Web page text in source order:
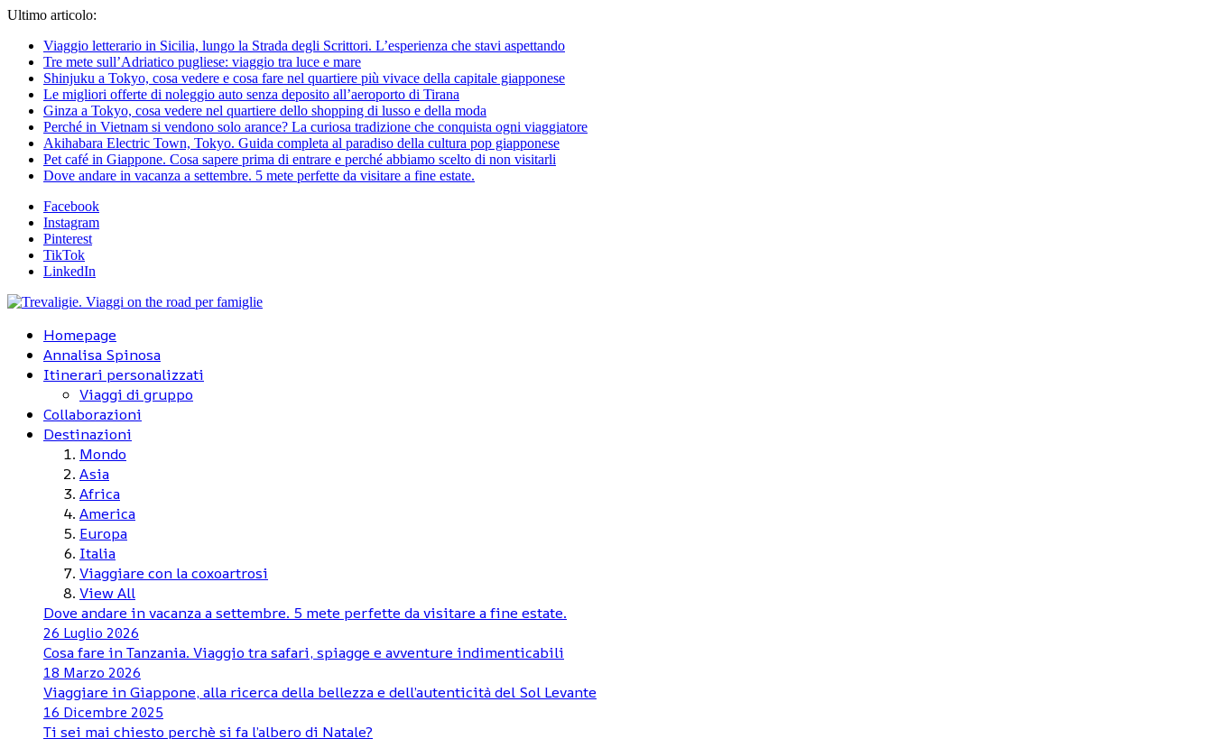
Ultimo articolo:
Viaggio letterario in Sicilia, lungo la Strada degli Scrittori. L’esperienza che stavi aspettando
Tre mete sull’Adriatico pugliese: viaggio tra luce e mare
Shinjuku a Tokyo, cosa vedere e cosa fare nel quartiere più vivace della capitale giapponese
Le migliori offerte di noleggio auto senza deposito all’aeroporto di Tirana
Ginza a Tokyo, cosa vedere nel quartiere dello shopping di lusso e della moda
Perché in Vietnam si vendono solo arance? La curiosa tradizione che conquista ogni viaggiatore
Akihabara Electric Town, Tokyo. Guida completa al paradiso della cultura pop giapponese
Pet café in Giappone. Cosa sapere prima di entrare e perché abbiamo scelto di non visitarli
Dove andare in vacanza a settembre. 5 mete perfette da visitare a fine estate.
Facebook
Instagram
Pinterest
TikTok
LinkedIn
Homepage
Annalisa Spinosa
Itinerari personalizzati
Viaggi di gruppo
Collaborazioni
Destinazioni
Mondo
Asia
Africa
America
Europa
Italia
Viaggiare con la coxoartrosi
View All
Dove andare in vacanza a settembre. 5 mete perfette da visitare a fine estate.
26 Luglio 2026
Cosa fare in Tanzania. Viaggio tra safari, spiagge e avventure indimenticabili
18 Marzo 2026
Viaggiare in Giappone, alla ricerca della bellezza e dell’autenticità del Sol Levante
16 Dicembre 2025
Ti sei mai chiesto perchè si fa l’albero di Natale?